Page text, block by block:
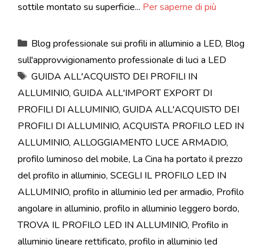
sottile montato su superficie... Per saperne di più
Categorie
Blog professionale sui profili in alluminio a LED, Blog
sull'approvvigionamento professionale di luci a LED
Tag
GUIDA ALL'ACQUISTO DEI PROFILI IN
ALLUMINIO, GUIDA ALL'IMPORT EXPORT DI
PROFILI DI ALLUMINIO, GUIDA ALL'ACQUISTO DEI
PROFILI DI ALLUMINIO, ACQUISTA PROFILO LED IN
ALLUMINIO, ALLOGGIAMENTO LUCE ARMADIO,
profilo luminoso del mobile, La Cina ha portato il prezzo
del profilo in alluminio, SCEGLI IL PROFILO LED IN
ALLUMINIO, profilo in alluminio led per armadio, Profilo
angolare in alluminio, profilo in alluminio leggero bordo,
TROVA IL PROFILO LED IN ALLUMINIO, Profilo in
alluminio lineare rettificato, profilo in alluminio led